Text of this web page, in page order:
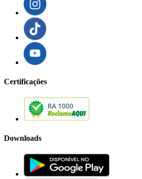
Certificações
Downloads